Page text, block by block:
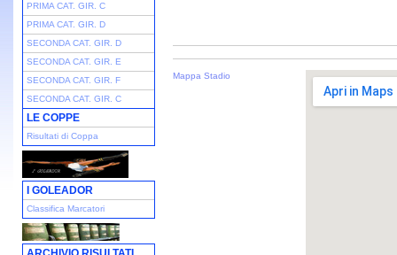
PRIMA CAT. GIR. C
PRIMA CAT. GIR. D
SECONDA CAT. GIR. D
SECONDA CAT. GIR. E
SECONDA CAT. GIR. F
SECONDA CAT. GIR. C
LE COPPE
Risultati di Coppa
I GOLEADOR
Classifica Marcatori
Mappa Stadio